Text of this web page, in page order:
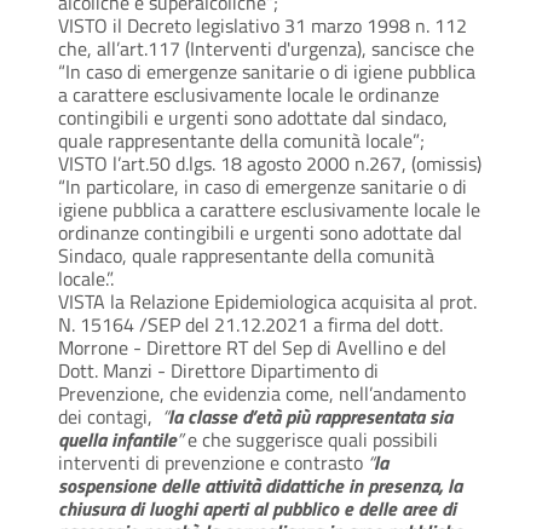
VISTO il Decreto legislativo 31 marzo 1998 n. 112
che, all’art.117 (Interventi d'urgenza), sancisce che
“In caso di emergenze sanitarie o di igiene pubblica
a carattere esclusivamente locale le ordinanze
contingibili e urgenti sono adottate dal sindaco,
quale rappresentante della comunità locale”;
VISTO l’art.50 d.lgs. 18 agosto 2000 n.267, (omissis)
“In particolare, in caso di emergenze sanitarie o di
igiene pubblica a carattere esclusivamente locale le
ordinanze contingibili e urgenti sono adottate dal
Sindaco, quale rappresentante della comunità
locale.”.
VISTA la Relazione Epidemiologica acquisita al prot.
N. 15164 /SEP del 21.12.2021 a firma del dott.
Morrone - Direttore RT del Sep di Avellino e del
Dott. Manzi - Direttore Dipartimento di
Prevenzione, che evidenzia come, nell’andamento
dei contagi, “la classe d’età più rappresentata sia
quella infantile”e che suggerisce quali possibili
interventi di prevenzione e contrasto “la
sospensione delle attività didattiche in presenza, la
chiusura di luoghi aperti al pubblico e delle aree di